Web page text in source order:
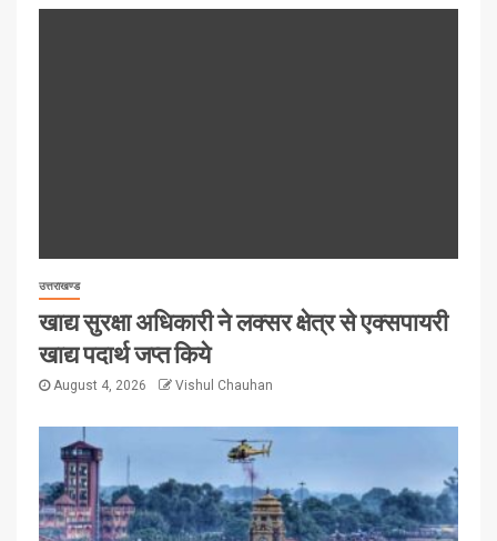
उत्तराखण्ड
खाद्य सुरक्षा अधिकारी ने लक्सर क्षेत्र से एक्सपायरी
खाद्य पदार्थ जप्त किये
August 4, 2026 Vishul Chauhan